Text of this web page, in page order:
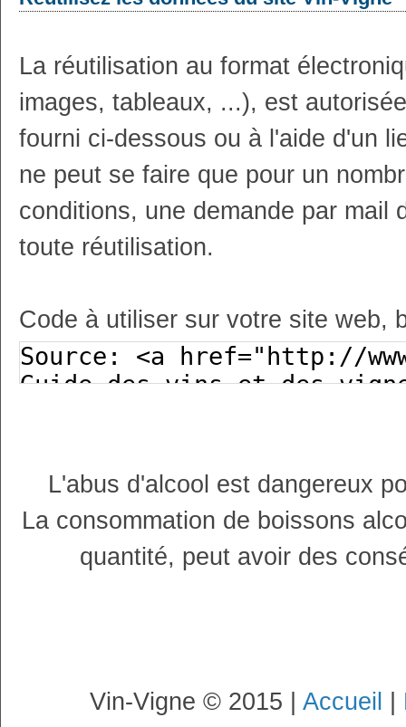
La réutilisation au format
images, tableaux, ...), est
fourni ci-dessous ou à l'aide d'un
ne peut se faire que pour un
conditions, une demande par mail
toute réutilisation.
Code à utiliser sur votre site web,
L'abus d'alcool est dangereux
La consommation de boissons
quantité, peut avoir des
Vin-Vigne © 2015 | Accueil